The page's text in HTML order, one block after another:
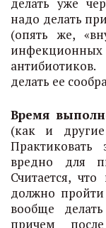
надо делать
(опять же,
инфекционных
делать ее
Время
(как и
вредно для
Считается,
должно
вообще
причем